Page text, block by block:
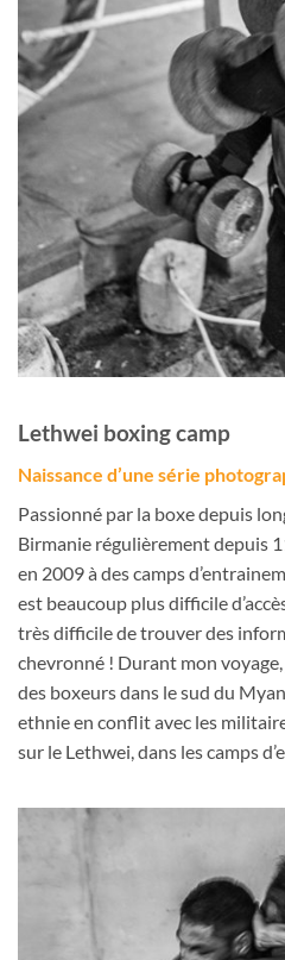
Lethwei boxing camp
Naissance d’une série
Passionné par la boxe depuis
Birmanie régulièrement depuis
en 2009 à des camps
est beaucoup plus difficile
très difficile de trouver des
chevronné ! Durant mon
des boxeurs dans le sud du
ethnie en conflit avec les
sur le Lethwei, dans les camps